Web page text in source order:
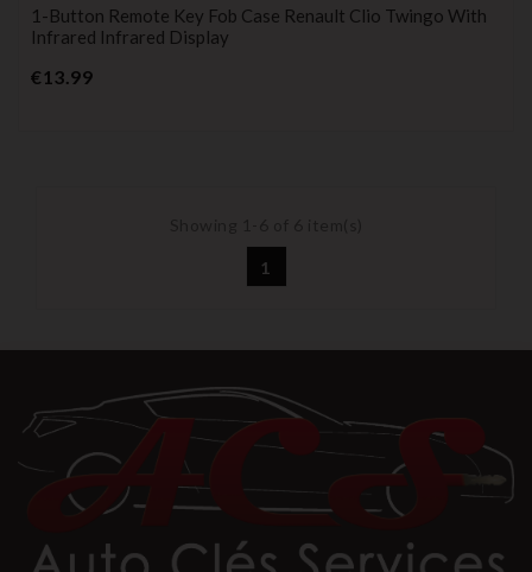
1-Button Remote Key Fob Case Renault Clio Twingo With
Infrared Infrared Display
€13.99Price
1